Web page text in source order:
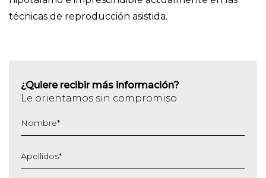
técnicas de reproducción asistida.
¿Quiere recibir más información?
Le orientamos sin compromiso
Nombre*
Apellidos*